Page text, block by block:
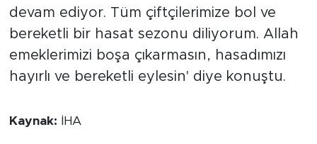
devam ediyor. Tüm çiftçilerimize bol ve
bereketli bir hasat sezonu diliyorum. Allah
emeklerimizi boşa çıkarmasın, hasadımızı
hayırlı ve bereketli eylesin' diye konuştu.
Kaynak: İHA